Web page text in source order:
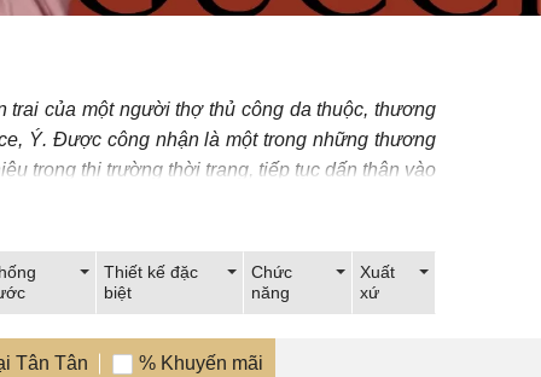
của một người thợ thủ công da thuộc, thương
Ý. Được công nhận là một trong những thương
trong thị trường thời trang, tiếp tục dấn thân vào
năm 1997.
đa dạng từ dòng G-Timeless thanh lịch đến G-
hiệu danh tiếng, chất lượng và phong cách thời
Thiết kế đặc
biệt
Chức
năng
Xuất
xứ
Tân Tân % Khuyến mãi